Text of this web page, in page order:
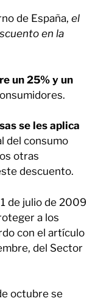
de España, el
en la
un 25% y un
se les aplica
del consumo
otras
descuento.
de julio de 2009
a los
con el artículo
del Sector
octubre se